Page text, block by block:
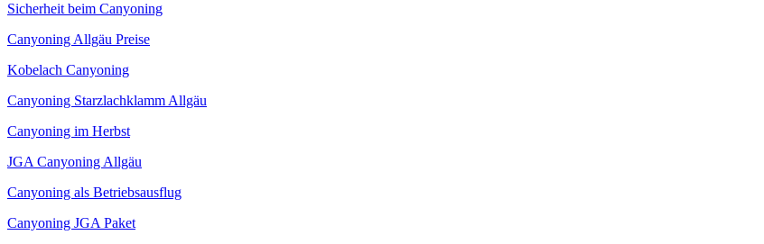
Sicherheit beim Canyoning
Canyoning Allgäu Preise
Kobelach Canyoning
Canyoning Starzlachklamm Allgäu
Canyoning im Herbst
JGA Canyoning Allgäu
Canyoning als Betriebsausflug
Canyoning JGA Paket